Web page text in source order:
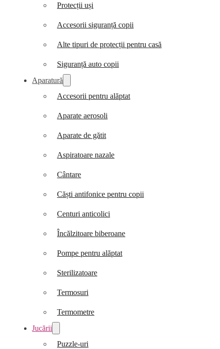
Protecții uși
Accesorii siguranță copii
Alte tipuri de protecții pentru casă
Siguranță auto copii
Aparatură
Accesorii pentru alăptat
Aparate aerosoli
Aparate de gătit
Aspiratoare nazale
Cântare
Căști antifonice pentru copii
Centuri anticolici
Încălzitoare biberoane
Pompe pentru alăptat
Sterilizatoare
Termosuri
Termometre
Jucării
Puzzle-uri